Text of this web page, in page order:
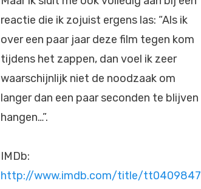
reactie die ik zojuist ergens las: “Als ik
over een paar jaar deze film tegen kom
tijdens het zappen, dan voel ik zeer
waarschijnlijk niet de noodzaak om
langer dan een paar seconden te blijven
hangen…”.
IMDb:
http://www.imdb.com/title/tt0409847